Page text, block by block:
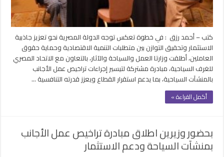
الاستثمار
مغلقة
كتب – أحمد رزق : في خطوة تعكس توجه الدولة المصرية نحو تعزيز جاذبية
الاستثمار وتحقيق التوازن بين متطلبات التنمية الاقتصادية وحماية حقوق
العاملين، أطلقت وزارتا العمل والسياحة والآثار، بالتعاون مع الاتحاد المصري
للغرف السياحية، مبادرة مشتركة لتيسير إجراءات تراخيص عمل الأجانب
بالمنشآت السياحية، بما يدعم استقرار القطاع ويعزز قدرته التنافسية …
أكمل القراءة »
بحضور وزيرين اطلاق مبادرة تراخيص عمل الأجانب
بمنشآت السياحة ودعم الاستثمار